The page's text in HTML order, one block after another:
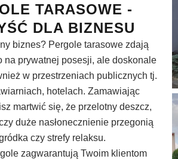
TARASOWE -
DLA BIZNESU
biznes? Pergole tarasowe zdają
na prywatnej posesji, ale doskonale
w przestrzeniach publicznych tj.
hotelach. Zamawiając
martwić się, że przelotny deszcz,
duże nasłonecznienie przegonią
czy strefy relaksu.
zagwarantują Twoim klientom